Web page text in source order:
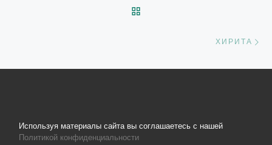
ХИРИТА
Используя материалы сайта вы соглашаетесь с нашей
Политикой конфиденциальности